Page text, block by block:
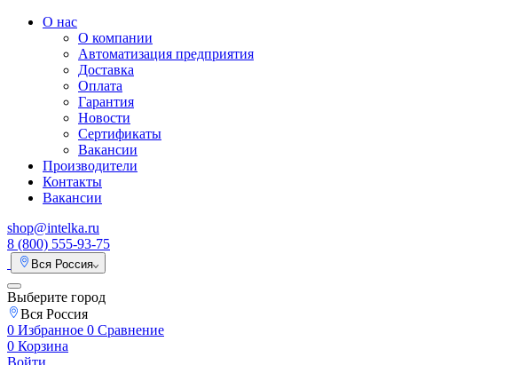
О нас
О компании
Автоматизация предприятия
Доставка
Оплата
Гарантия
Новости
Сертификаты
Вакансии
Производители
Контакты
Вакансии
shop@intelka.ru
8 (800) 555-93-75
Вся Россия
Выберите город
Вся Россия
0 Избранное 0 Сравнение
0 Корзина
Войти